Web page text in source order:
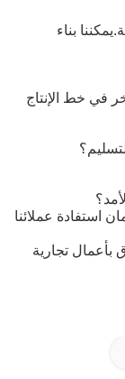
بناء
استفادة عملائنا
تجارية